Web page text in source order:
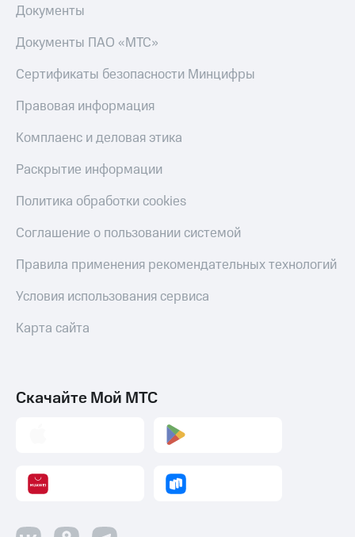
Документы
Документы ПАО «МТС»
Сертификаты безопасности Минцифры
Правовая информация
Комплаенс и деловая этика
Раскрытие информации
Политика обработки cookies
Соглашение о пользовании системой
Правила применения рекомендательных технологий
Условия использования сервиса
Карта сайта
Скачайте Мой МТС